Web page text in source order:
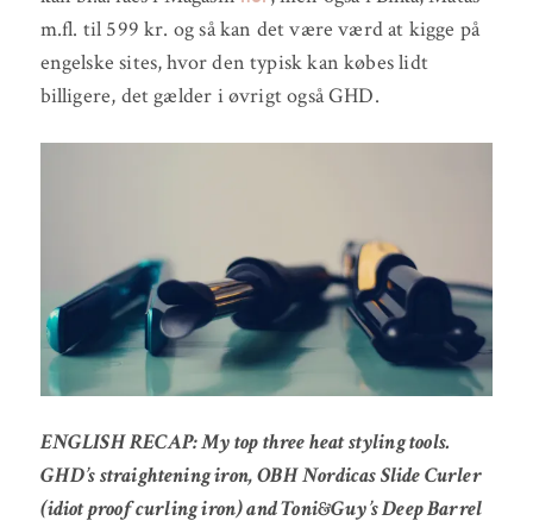
m.fl. til 599 kr. og så kan det være værd at kigge på
engelske sites, hvor den typisk kan købes lidt
billigere, det gælder i øvrigt også GHD.
ENGLISH RECAP: My top three heat styling tools.
GHD’s straightening iron, OBH Nordicas Slide Curler
(idiot proof curling iron) and Toni&Guy’s Deep Barrel